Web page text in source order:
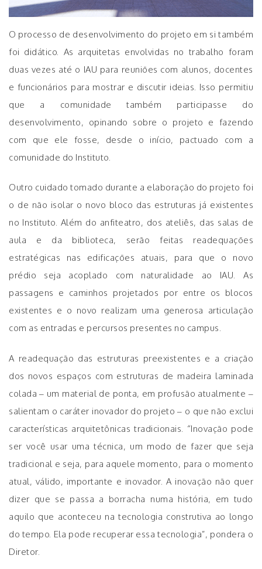
O processo de desenvolvimento do projeto em si também
foi didático. As arquitetas envolvidas no trabalho foram
duas vezes até o IAU para reuniões com alunos, docentes
e funcionários para mostrar e discutir ideias. Isso permitiu
que a comunidade também participasse do
desenvolvimento, opinando sobre o projeto e fazendo
com que ele fosse, desde o início, pactuado com a
comunidade do Instituto.
Outro cuidado tomado durante a elaboração do projeto foi
o de não isolar o novo bloco das estruturas já existentes
no Instituto. Além do anfiteatro, dos ateliês, das salas de
aula e da biblioteca, serão feitas readequações
estratégicas nas edificações atuais, para que o novo
prédio seja acoplado com naturalidade ao IAU. As
passagens e caminhos projetados por entre os blocos
existentes e o novo realizam uma generosa articulação
com as entradas e percursos presentes no campus.
A readequação das estruturas preexistentes e a criação
dos novos espaços com estruturas de madeira laminada
colada – um material de ponta, em profusão atualmente –
salientam o caráter inovador do projeto – o que não exclui
características arquitetônicas tradicionais. “Inovação pode
ser você usar uma técnica, um modo de fazer que seja
tradicional e seja, para aquele momento, para o momento
atual, válido, importante e inovador. A inovação não quer
dizer que se passa a borracha numa história, em tudo
aquilo que aconteceu na tecnologia construtiva ao longo
do tempo. Ela pode recuperar essa tecnologia”, pondera o
Diretor.